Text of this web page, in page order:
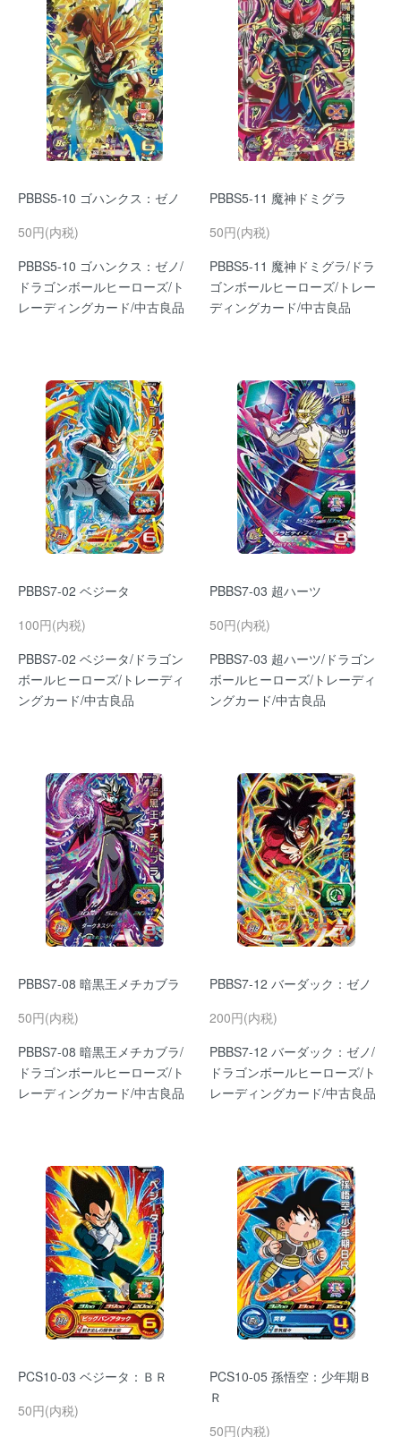
PBBS5-10 ゴハンクス：ゼノ
50円(内税)
PBBS5-10 ゴハンクス：ゼノ/
ドラゴンボールヒーローズ/ト
レーディングカード/中古良品
PBBS5-11 魔神ドミグラ
50円(内税)
PBBS5-11 魔神ドミグラ/ドラ
ゴンボールヒーローズ/トレー
ディングカード/中古良品
PBBS7-02 ベジータ
100円(内税)
PBBS7-02 ベジータ/ドラゴン
ボールヒーローズ/トレーディ
ングカード/中古良品
PBBS7-03 超ハーツ
50円(内税)
PBBS7-03 超ハーツ/ドラゴン
ボールヒーローズ/トレーディ
ングカード/中古良品
PBBS7-08 暗黒王メチカブラ
50円(内税)
PBBS7-08 暗黒王メチカブラ/
ドラゴンボールヒーローズ/ト
レーディングカード/中古良品
PBBS7-12 バーダック：ゼノ
200円(内税)
PBBS7-12 バーダック：ゼノ/
ドラゴンボールヒーローズ/ト
レーディングカード/中古良品
PCS10-03 ベジータ：ＢＲ
50円(内税)
PCS10-05 孫悟空：少年期Ｂ
Ｒ
50円(内税)